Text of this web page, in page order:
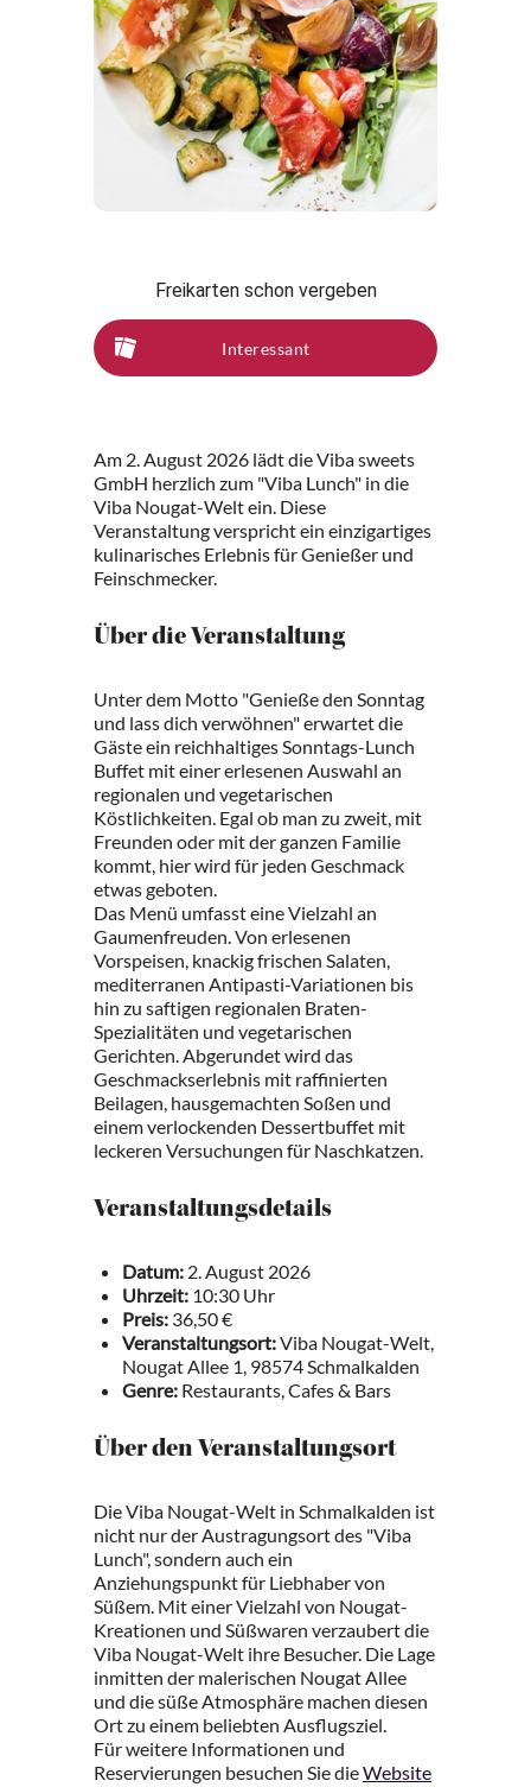
Freikarten schon vergeben
Interessant
Am 2. August 2026 lädt die Viba sweets
GmbH herzlich zum "Viba Lunch" in die
Viba Nougat-Welt ein. Diese
Veranstaltung verspricht ein einzigartiges
kulinarisches Erlebnis für Genießer und
Feinschmecker.
Über die Veranstaltung
Unter dem Motto "Genieße den Sonntag
und lass dich verwöhnen" erwartet die
Gäste ein reichhaltiges Sonntags-Lunch
Buffet mit einer erlesenen Auswahl an
regionalen und vegetarischen
Köstlichkeiten. Egal ob man zu zweit, mit
Freunden oder mit der ganzen Familie
kommt, hier wird für jeden Geschmack
etwas geboten.
Das Menü umfasst eine Vielzahl an
Gaumenfreuden. Von erlesenen
Vorspeisen, knackig frischen Salaten,
mediterranen Antipasti-Variationen bis
hin zu saftigen regionalen Braten-
Spezialitäten und vegetarischen
Gerichten. Abgerundet wird das
Geschmackserlebnis mit raffinierten
Beilagen, hausgemachten Soßen und
einem verlockenden Dessertbuffet mit
leckeren Versuchungen für Naschkatzen.
Veranstaltungsdetails
Datum: 2. August 2026
Uhrzeit: 10:30 Uhr
Preis: 36,50 €
Veranstaltungsort:Viba Nougat-Welt,
Nougat Allee 1, 98574 Schmalkalden
Genre: Restaurants, Cafes & Bars
Über den Veranstaltungsort
Die Viba Nougat-Welt in Schmalkalden ist
nicht nur der Austragungsort des "Viba
Lunch", sondern auch ein
Anziehungspunkt für Liebhaber von
Süßem. Mit einer Vielzahl von Nougat-
Kreationen und Süßwaren verzaubert die
Viba Nougat-Welt ihre Besucher. Die Lage
inmitten der malerischen Nougat Allee
und die süße Atmosphäre machen diesen
Ort zu einem beliebten Ausflugsziel.
Für weitere Informationen und
Reservierungen besuchen Sie dieWebsite